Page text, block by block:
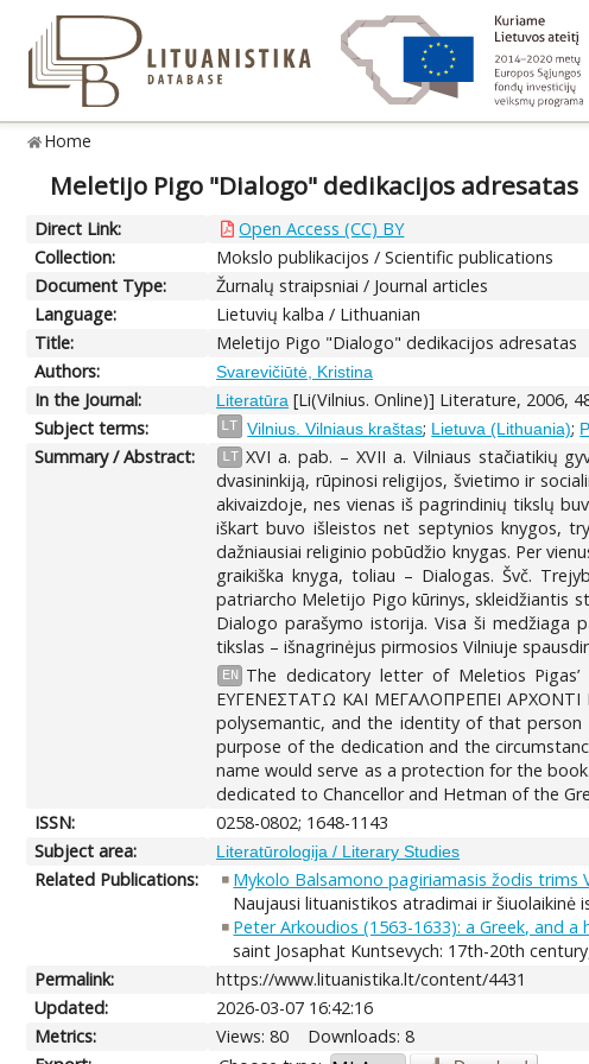
Home
Meletijo Pigo "Dialogo" dedikacijos adresatas
Direct Link:
Open Access (CC) BY
Collection:
Mokslo publikacijos / Scientific publications
Document Type:
Žurnalų straipsniai / Journal articles
Language:
Lietuvių kalba / Lithuanian
Title:
Meletijo Pigo "Dialogo" dedikacijos adresatas
Authors:
Svarevičiūtė, Kristina
In the Journal: Literatūra [Li(Vilnius. Online)] Literature, 2006,
Subject terms:
LT Vilnius. Vilniaus kraštas; Lietuva (Lithuania);
Summary / Abstract: LT XVI a. pab. – XVII a. Vilniaus stačiatikių
dvasininkiją, rūpinosi religijos, švietimo ir
akivaizdoje, nes vienas iš pagrindinių tikslų
iškart buvo išleistos net septynios knygos,
dažniausiai religinio pobūdžio knygas. Per
graikiška knyga, toliau – Dialogas. Švč.
patriarcho Meletijo Pigo kūrinys, skleidžiantis
Dialogo parašymo istorija. Visa ši medžiaga
tikslas – išnagrinėjus pirmosios Vilniuje
EN
The dedicatory letter of Meletios
ΕΥΓΕΝΕΣΤΑΤΩ ΚΑΙ ΜΕΓΑΛΟΠΡΕΠΕΙ
polysemantic, and the identity of that
purpose of the dedication and the
name would serve as a protection for the
dedicated to Chancellor and Hetman of the
ISSN:
0258-0802; 1648-1143
Subject area:
Literatūrologija / Literary Studies
Related Publications: Mykolo Balsamono pagiriamasis žodis trims
Naujausi lituanistikos atradimai ir šiuolaikinė
Peter Arkoudios (1563-1633): a Greek, and
saint Josaphat Kuntsevych: 17th-20th
Permalink:
https://www.lituanistika.lt/content/4431
Updated:
2026-03-07 16:42:16
Metrics:
Views: 80
Downloads: 8